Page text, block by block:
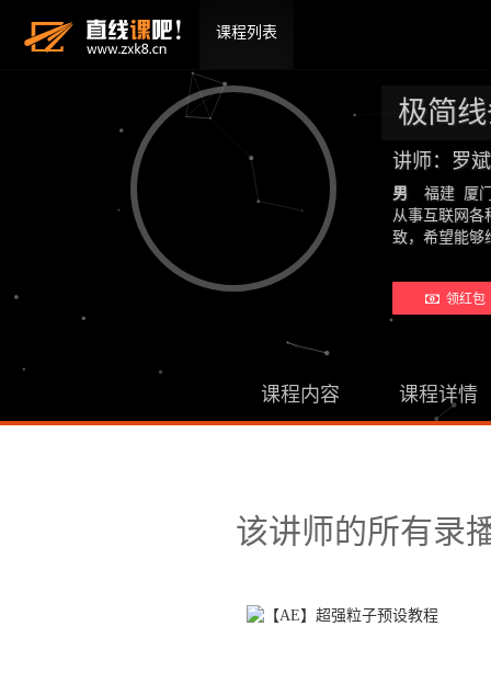
课程列表
极简
讲师：罗
男
福建 厦
从事互联网各
致，希望能
领红包
课程内容 课程详情
该讲师的所有录